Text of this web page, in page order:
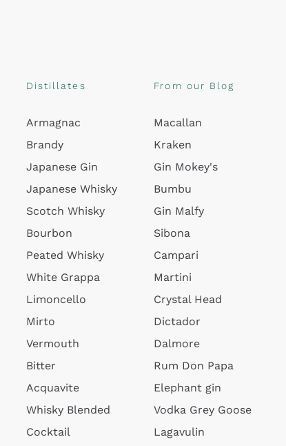
Distillates
Armagnac
Brandy
Japanese Gin
Japanese Whisky
Scotch Whisky
Bourbon
Peated Whisky
White Grappa
Limoncello
Mirto
Vermouth
Bitter
Acquavite
Whisky Blended
Cocktail
From our Blog
Macallan
Kraken
Gin Mokey's
Bumbu
Gin Malfy
Sibona
Campari
Martini
Crystal Head
Dictador
Dalmore
Rum Don Papa
Elephant gin
Vodka Grey Goose
Lagavulin